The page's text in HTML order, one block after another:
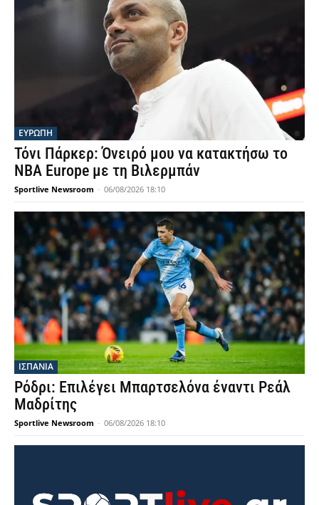
ΕΥΡΩΠΗ
Τόνι Πάρκερ: Όνειρό μου να κατακτήσω το
NBA Europe με τη Βιλερμπάν
Sportlive Newsroom - 06/08/2026 18:10
ΙΣΠΑΝΙΑ
Ρόδρι: Επιλέγει Μπαρτσελόνα έναντι Ρεάλ
Μαδρίτης
Sportlive Newsroom - 06/08/2026 18:10